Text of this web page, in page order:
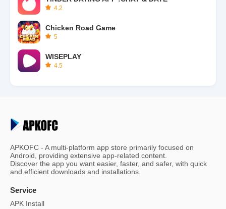
4.2
Chicken Road Game
5
WISEPLAY
4.5
APKOFC - A multi-platform app store primarily focused on
Android, providing extensive app-related content.
Discover the app you want easier, faster, and safer, with quick
and efficient downloads and installations.
Service
APK Install